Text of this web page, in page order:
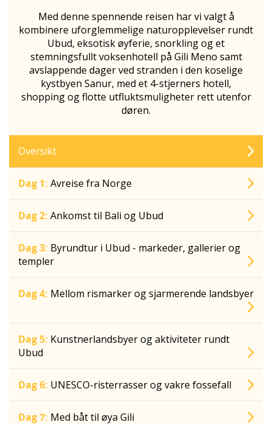
Med denne spennende reisen har vi valgt å
kombinere uforglemmelige naturopplevelser rundt
Ubud, eksotisk øyferie, snorkling og et
stemningsfullt voksenhotell på Gili Meno samt
avslappende dager ved stranden i den koselige
kystbyen Sanur, med et 4-stjerners hotell,
shopping og flotte utfluktsmuligheter rett utenfor
døren.
Oversikt
Dag 1: Avreise fra Norge
Dag 2: Ankomst til Bali og Ubud
Dag 3: Byrundtur i Ubud - markeder, gallerier og
templer
Dag 4: Mellom rismarker og sjarmerende landsbyer
Dag 5: Kunstnerlandsbyer og aktiviteter rundt
Ubud
Dag 6: UNESCO-risterrasser og vakre fossefall
Dag 7: Med båt til øya Gili